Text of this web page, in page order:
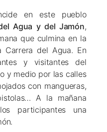
en este pueblo
Agua y del Jamón,
que culmina en la
Carrera del Agua. En
y visitantes del
y medio por las calles
con mangueras,
A la mañana
participantes una